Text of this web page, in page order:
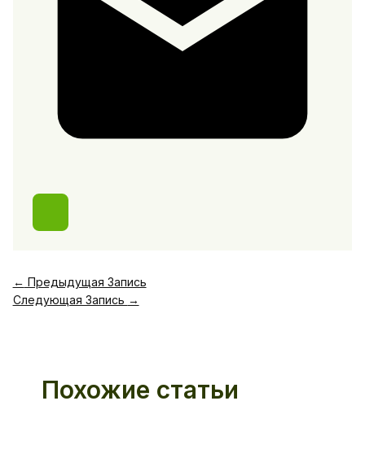
← Предыдущая Запись
Следующая Запись →
Похожие статьи